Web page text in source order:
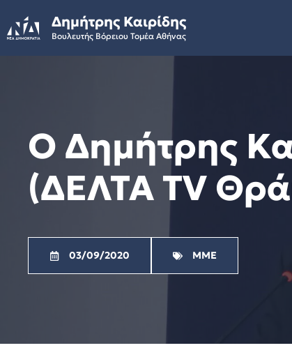
to
content
Δημήτρης Καιρίδης
Βουλευτής Βόρειου Τομέα Αθήνας
Ο Δημήτρης
(ΔΕΛΤΑ TV
03/09/2020 ΜΜΕ